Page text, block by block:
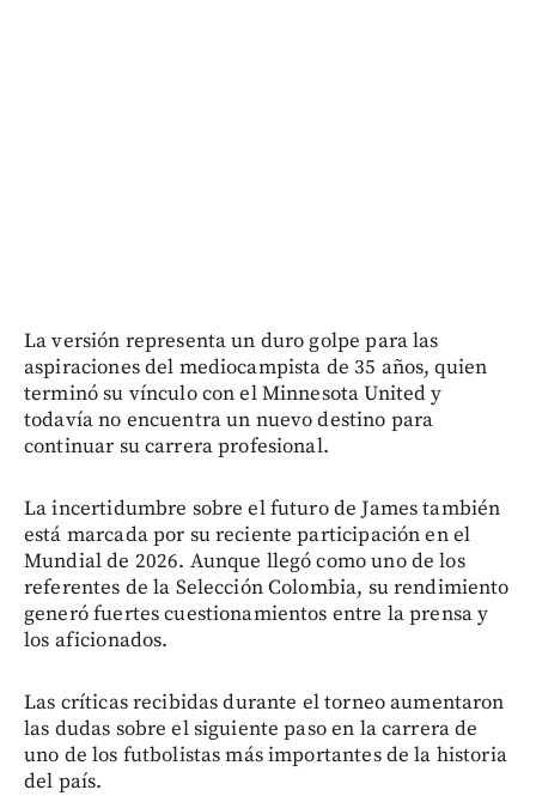
La versión representa un duro golpe para las
aspiraciones del mediocampista de 35 años, quien
terminó su vínculo con el Minnesota United y
todavía no encuentra un nuevo destino para
continuar su carrera profesional.
La incertidumbre sobre el futuro de James también
está marcada por su reciente participación en el
Mundial de 2026. Aunque llegó como uno de los
referentes de la Selección Colombia, su rendimiento
generó fuertes cuestionamientos entre la prensa y
los aficionados.
Las críticas recibidas durante el torneo aumentaron
las dudas sobre el siguiente paso en la carrera de
uno de los futbolistas más importantes de la historia
del país.